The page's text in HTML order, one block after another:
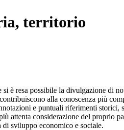
territorio
si è resa possibile la divulgazione di
alla conoscenza più
e puntuali riferimenti storici,
attenta considerazione del proprio
sviluppo economico e sociale.